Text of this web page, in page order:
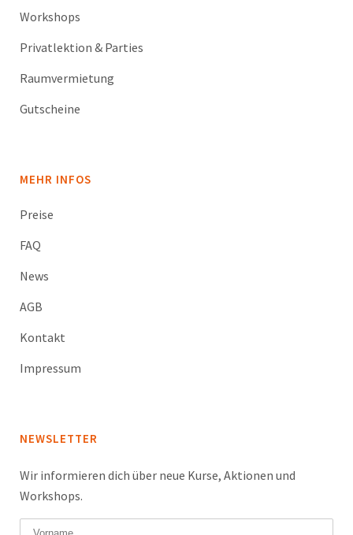
Workshops
Privatlektion & Parties
Raumvermietung
Gutscheine
MEHR INFOS
Preise
FAQ
News
AGB
Kontakt
Impressum
NEWSLETTER
Wir informieren dich über neue Kurse, Aktionen und
Workshops.